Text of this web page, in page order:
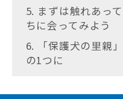
5. まずは触れあっ
ちに会ってみよう
6. 「保護犬の里親
の1つに